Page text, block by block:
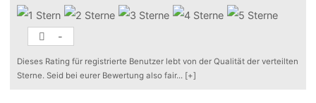
-
Dieses Rating für registrierte Benutzer lebt von der Qualität der verteilten
Sterne. Seid bei eurer Bewertung also fair... [+]